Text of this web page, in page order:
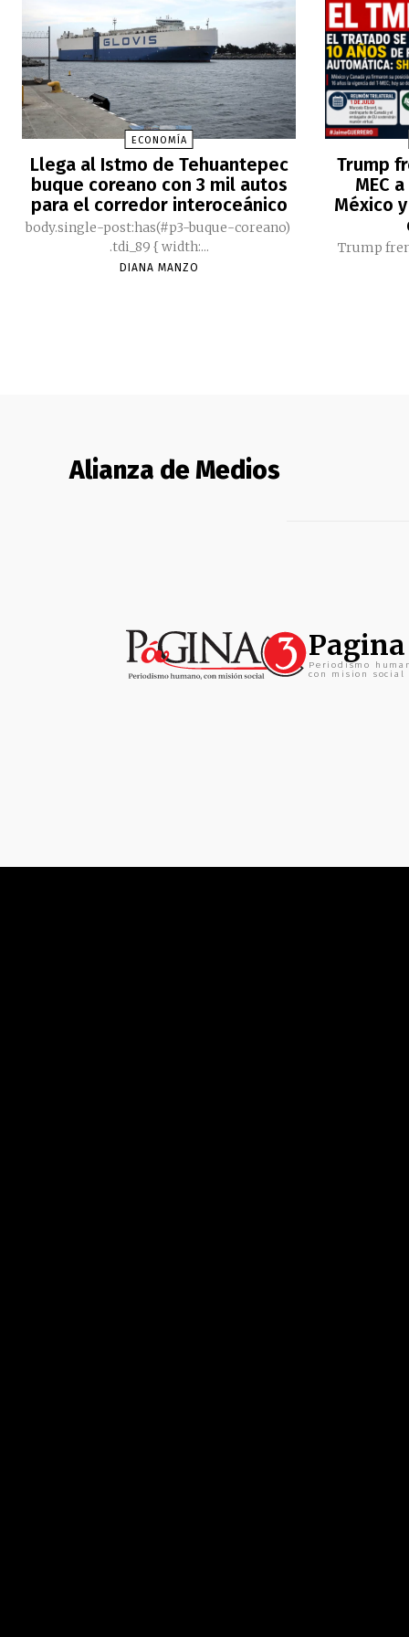
ECONOMÍA
Llega al Istmo de Tehuantepec
buque coreano con 3 mil autos
para el corredor interoceánico
body.single-post:has(#p3-buque-coreano)
.tdi_89 { width:...
DIANA MANZO
Trump
MEC
México
Trump
Alianza de Medios
Periodismo
con mision social